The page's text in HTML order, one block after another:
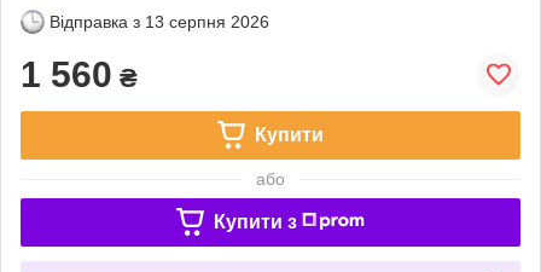
Відправка з 13 серпня 2026
1 560 ₴
Купити
або
Купити з